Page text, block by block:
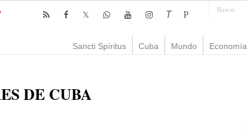
T P
Sancti Spíritus Cuba Mundo Economía
DE CUBA